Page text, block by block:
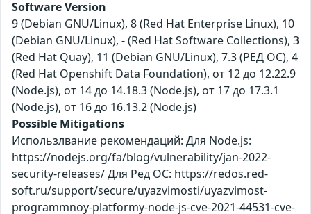
Software Version
9 (Debian GNU/Linux), 8 (Red Hat Enterprise Linux), 10
(Debian GNU/Linux), - (Red Hat Software Collections), 3
(Red Hat Quay), 11 (Debian GNU/Linux), 7.3 (РЕД ОС), 4
(Red Hat Openshift Data Foundation), от 12 до 12.22.9
(Node.js), от 14 до 14.18.3 (Node.js), от 17 до 17.3.1
(Node.js), от 16 до 16.13.2 (Node.js)
Possible Mitigations
Использлвание рекомендаций: Для Node.js:
https://nodejs.org/fa/blog/vulnerability/jan-2022-
security-releases/ Для Ред ОС: https://redos.red-
soft.ru/support/secure/uyazvimosti/uyazvimost-
programmnoy-platformy-node-js-cve-2021-44531-cve-